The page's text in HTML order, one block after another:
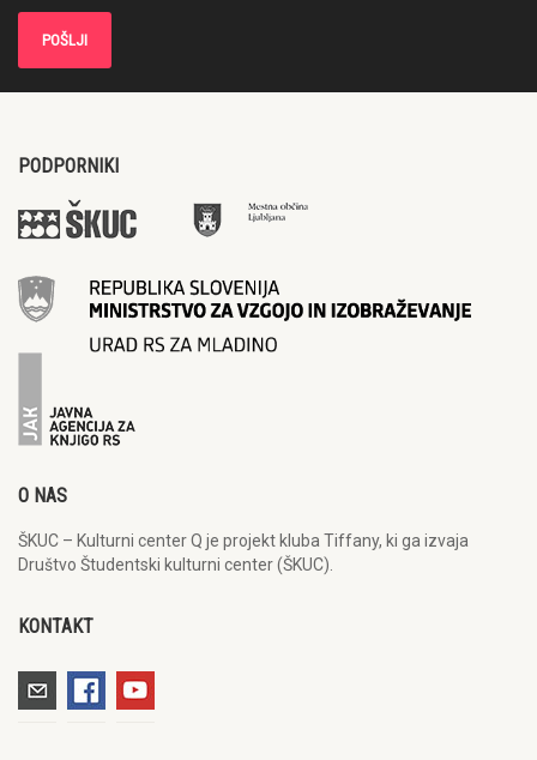
PODPORNIKI
O NAS
ŠKUC – Kulturni center Q je projekt kluba Tiffany, ki ga izvaja
Društvo Študentski kulturni center (ŠKUC).
KONTAKT